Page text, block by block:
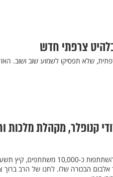
צרפתי חדש
שלא תפסיקו לשמוע שוב ושוב.
קנופלר, מקהלת מלכות
סנונית נוספת מתוך קומזיץ בין הזמנים הבלתי נשכח של עיריית אלעד בהשתתפות כ-10,000
אלבום הבכורה שלו. לחנו של הרב ברוך